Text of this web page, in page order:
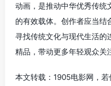
动画，是推动中华优秀传统
的有效载体。创作者应当结
寻找传统文化与现代生活的
精品，带动更多年轻观众关
本文转载：1905电影网，